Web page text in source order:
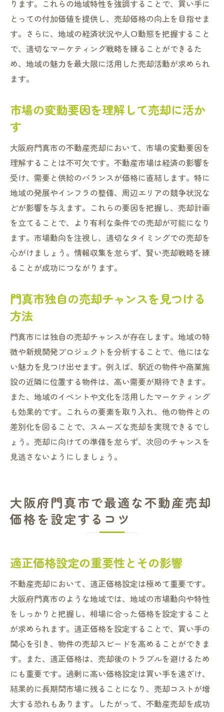
ります。これらの地域特性を強調することで、買い手に
とっての付加価値を提供し、売却価格の向上を目指せま
す。さらに、地域の経済状況や人口動態を把握すること
で、適切なマーケティング戦略を練ることができるた
め、地域の魅力を最大限に活用した売却活動が求められ
ます。
市場の変動要因を理解して売却に活か
す
大阪府門真市の不動産売却において、市場の変動要因を
理解することは不可欠です。不動産市場は経済の影響を
受け、需要と供給のバランスが価格に直結します。特に
地域の発展やインフラの整備、周辺エリアの競争状況な
どが影響を与えます。これらの要因を把握し、売却計画
を立てることで、より有利な条件での売却が可能になり
ます。市場動向を注視し、適切なタイミングでの売却を
心がけましょう。情報収集を怠らず、賢い売却戦略を練
ることが成功につながります。
門真市独自の売却チャンスを見つける
方法
門真市には独自の売却チャンスが存在します。地域の特
徴や新規開発プロジェクトを分析することで、他にはな
い魅力を見つけ出せます。例えば、駅近の物件や商業施
設の近隣に位置する物件は、高い需要が期待できます。
また、地域のイベントや文化を活用したマーケティング
も効果的です。これらの要素を取り入れ、他の物件との
差別化を図ることで、スムーズな売却を実現できるでし
ょう。売却に向けての準備を怠らず、次回のチャンスを
見逃さないようにしましょう。
大阪府門真市で最適な不動産売却
価格を設定するコツ
適正価格設定の重要性とその影響
不動産売却において、適正価格設定は極めて重要です。
大阪府門真市のような地域では、地域の市場動向や特性
をしっかりと把握し、相場に合った価格を設定すること
が求められます。適正価格を設定することで、買い手の
関心を引き、物件の売却スピードを高めることができま
す。また、適正価格は、売却後のトラブルを避けるため
にも重要です。過剰に高い価格設定は買い手を遠ざけ、
結果的に長期間市場に残ることになり、売却コストが増
大する恐れもあります。したがって、不動産売却を成功